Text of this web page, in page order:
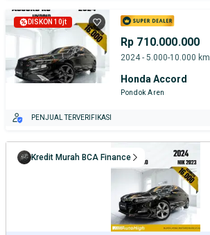
DISKON 10jt
Rp 710.000.000
2024 - 5.000-10.000 km
Honda Accord
Pondok Aren
PENJUAL TERVERIFIKASI
Kredit Murah BCA Finance